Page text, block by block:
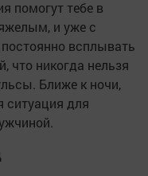
помогут тебе в
и уже с
всплывать
что никогда нельзя
Ближе к ночи,
ситуация для